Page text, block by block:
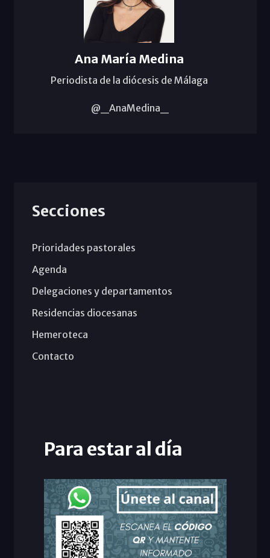
Ana María Medina
Periodista de la diócesis de Málaga
@_AnaMedina_
Secciones
Prioridades pastorales
Agenda
Delegaciones y departamentos
Residencias diocesanas
Hemeroteca
Contacto
Para estar al día